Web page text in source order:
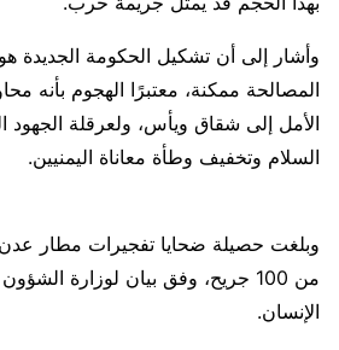
وأشار إلى أن تشكيل الحكومة الجديدة
المصالحة ممكنة، معتبرًا الهجوم بأنه
الأمل إلى شقاق ويأس، ولعرقلة الجهود
السلام وتخفيف وطأة معاناة اليمنيين.
من 100 جريح، وفق بيان لوزارة
الإنسان.